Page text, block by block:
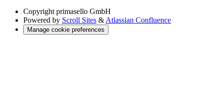
Copyright primasello GmbH
Powered by Scroll Sites & Atlassian Confluence
Manage cookie preferences